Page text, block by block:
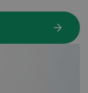
arrow_forward